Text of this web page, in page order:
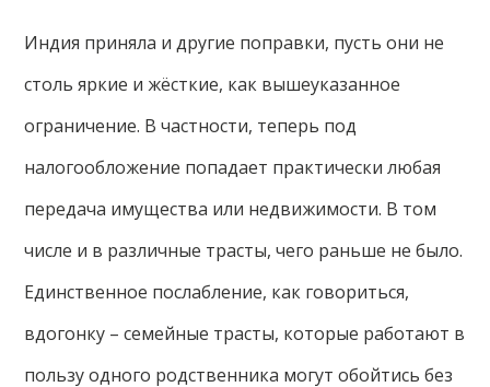
Индия приняла и другие поправки, пусть они не
столь яркие и жёсткие, как вышеуказанное
ограничение. В частности, теперь под
налогообложение попадает практически любая
передача имущества или недвижимости. В том
числе и в различные трасты, чего раньше не было.
Единственное послабление, как говориться,
вдогонку – семейные трасты, которые работают в
пользу одного родственника могут обойтись без